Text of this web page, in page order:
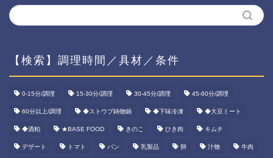
【検索】調理時間／具材／条件
0-15分/調理 15-30分/調理 30-45分/調理 45-60分/調理
60分以上/調理 ◆ストウブ鋳物鍋 ◆下味冷凍 ◆大豆ミート
◆酒粕 ★BASE FOOD きのこ ひき肉 キムチ
デザート トマト パン 乳製品 卵 汁物 牛肉
ホーム
資産運用
ダイエット